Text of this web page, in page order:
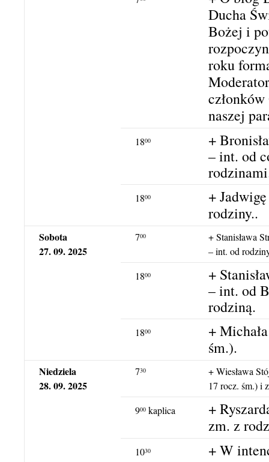
Ducha
Bożej i
roku
naszej
1800
+
– int. od
1800
+
rodziny..
Sobota
27. 09. 2025
700
+ Stanisława
– int. od
1800
+
– int. od
rodziną.
1800
+
śm.).
Niedziela
28. 09. 2025
730
+ Wiesława
17 rocz. śm.) i
900 kaplica
+
zm. z
1030 + W